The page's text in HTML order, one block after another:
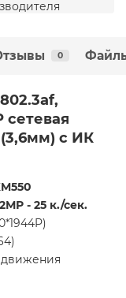
0
сетевая
(3,6мм) с ИК
- 25 к./сек.